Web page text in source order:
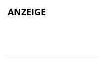
ANZEIGE